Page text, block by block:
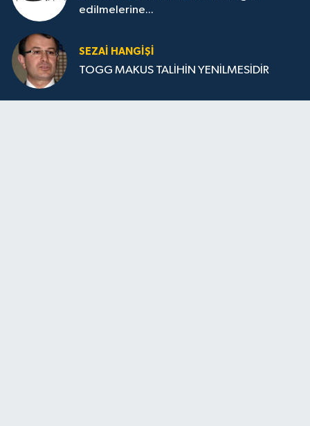
edilmelerine...
SEZAI HANGİŞİ
TOGG MAKUS TALİHİN YENİLMESİDİR